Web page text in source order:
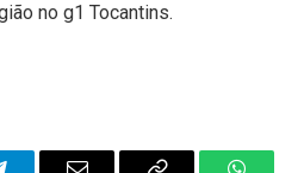
no g1 Tocantins.